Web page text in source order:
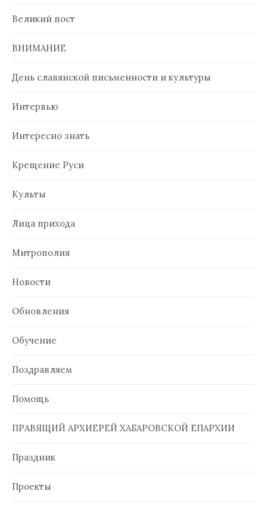
Великий пост
ВНИМАНИЕ
День славянской письменности и культуры
Интервью
Интересно знать
Крещение Руси
Культы
Лица прихода
Митрополия
Новости
Обновления
Обучение
Поздравляем
Помощь
ПРАВЯЩИЙ АРХИЕРЕЙ ХАБАРОВСКОЙ ЕПАРХИИ
Праздник
Проекты